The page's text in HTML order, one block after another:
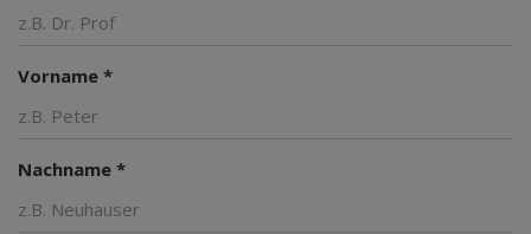
Vorname *
Nachname *